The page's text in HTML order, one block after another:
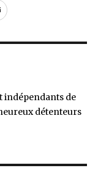
E-
indépendants de
détenteurs